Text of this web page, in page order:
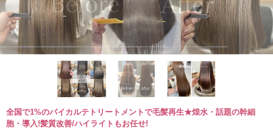
全国で1%のバイカルテトリートメントで毛髪再生★煌水・話題の幹細
胞・導入!髪質改善/ハイライトもお任せ!